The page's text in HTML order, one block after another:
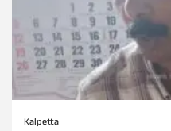
Kalpetta